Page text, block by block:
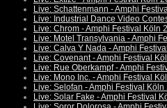
Live: Schattenmann - Amphi
Live: Industrial Dance Video
Live: Chrom - Amphi Festival Köln
Live: Motel Transylvania - Amphi
Live: Calva Y Nada - Amphi
Live: Covenant - Amphi Festival
Live: Rue Oberkampf - Amphi
Live: Mono Inc. - Amphi Festival
Live: Selofan - Amphi Festival Köln
Live: Solar Fake - Amphi Festival